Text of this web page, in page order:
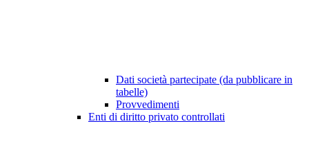
Dati società partecipate (da pubblicare in
tabelle)
Provvedimenti
Enti di diritto privato controllati